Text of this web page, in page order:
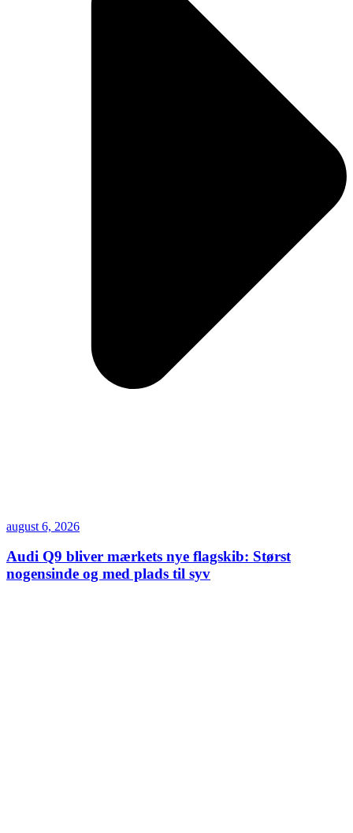
august 6, 2026
Audi Q9 bliver mærkets nye flagskib: Størst
nogensinde og med plads til syv